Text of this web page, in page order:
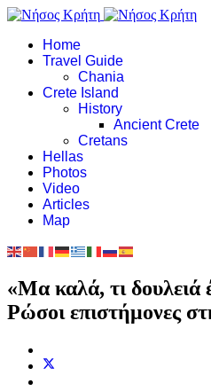
Home
Travel Guide
Chania
Crete Island
History
Ancient Crete
Cretans
Hellas
Photos
Video
Articles
Map
«Μα καλά, τι δουλειά
Ρώσοι επιστήμονες